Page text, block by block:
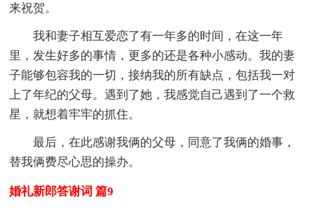
来祝贺。
我和妻子相互爱恋了有一年多的时间，在这一年
里，发生好多的事情，更多的还是各种小感动。我的妻
子能够包容我的一切，接纳我的所有缺点，包括我一对
上了年纪的父母。遇到了她，我感觉自己遇到了一个救
星，就想着牢牢的抓住。
最后，在此感谢我俩的父母，同意了我俩的婚事，
替我俩费尽心思的操办。
婚礼新郎答谢词 篇9